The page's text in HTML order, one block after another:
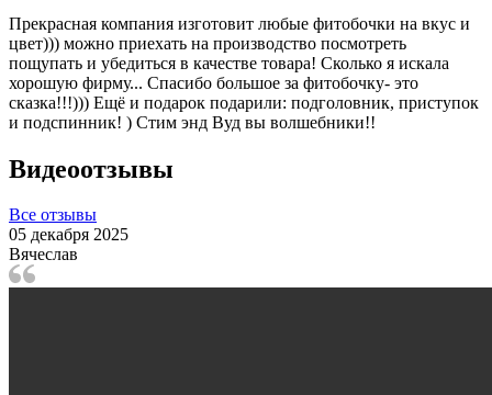
Прекрасная компания изготовит любые фитобочки на вкус и
цвет))) можно приехать на производство посмотреть
пощупать и убедиться в качестве товара! Сколько я искала
хорошую фирму... Спасибо большое за фитобочку- это
сказка!!!))) Ещё и подарок подарили: подголовник, приступок
и подспинник! ) Стим энд Вуд вы волшебники!!
Видеоотзывы
Все отзывы
05 декабря 2025
Вячеслав